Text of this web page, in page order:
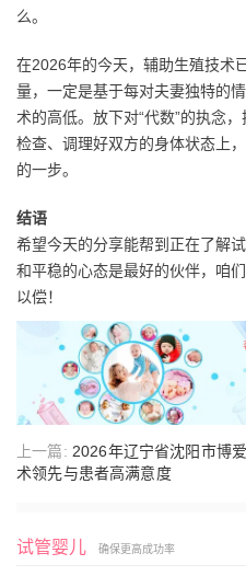
么。
在2026年的今天，辅助生殖技术
量，一定是基于每对夫妻独特的
术的高低。放下对“代数”的执念
检查、调理好双方的身体状态上
的一步。
结语
希望今天的分享能帮到正在了解
和平稳的心态是最好的伙伴，咱
以偿！
上一篇: 2026年辽宁省沈阳市博
术领先与患者高满意度
试管婴儿 确保更高成功率